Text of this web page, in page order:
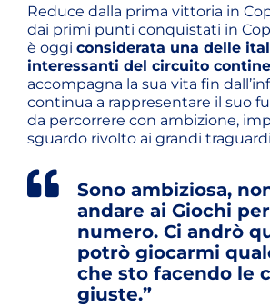
Reduce dalla prima vittoria in
dai primi punti conquistati in
è oggi considerata una delle
interessanti del circuito
accompagna la sua vita fin
continua a rappresentare il suo
da percorrere con ambizione,
sguardo rivolto ai grandi
Sono ambiziosa,
andare ai Giochi
numero. Ci andrò
potrò giocarmi
che sto facendo le
giuste.”